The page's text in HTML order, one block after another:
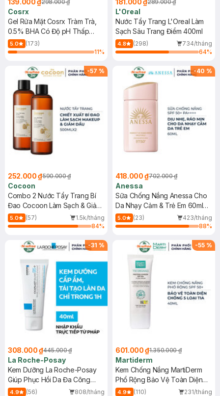
139.000 ₫298.000 ₫
Cosrx
Gel Rửa Mặt Cosrx Tràm Trà,
0.5% BHA Có Độ pH Thấp
150ml
5.0
(173)
11%
181.000 ₫289.000 ₫
L'Oreal
Nước Tẩy Trang L'Oreal Làm
Sạch Sâu Trang Điểm 400ml
4.8 (298)
734/tháng
64%
-57 %
252.000 ₫590.000 ₫
Cocoon
Combo 2 Nước Tẩy Trang Bí
Đao Cocoon Làm Sạch & Giảm
Dầu 500ml
5.0 (57)
1.5k/tháng
84%
-40 %
418.000 ₫702.000 ₫
Anessa
Sữa Chống Nắng Anessa Cho
Da Nhạy Cảm & Trẻ Em 60ml
(Mới)
5.0 (23)
423/tháng
88%
-31 %
308.000 ₫445.000 ₫
La Roche-Posay
Kem Dưỡng La Roche-Posay
Giúp Phục Hồi Da Đa Công
Dụng 40ml
4.9 (56)
808/tháng
-55 %
601.000 ₫1.350.000 ₫
Martiderm
Kem Chống Nắng MartiDerm
Phổ Rộng Bảo Vệ Toàn Diện
40ml
4.9 (110)
231/tháng